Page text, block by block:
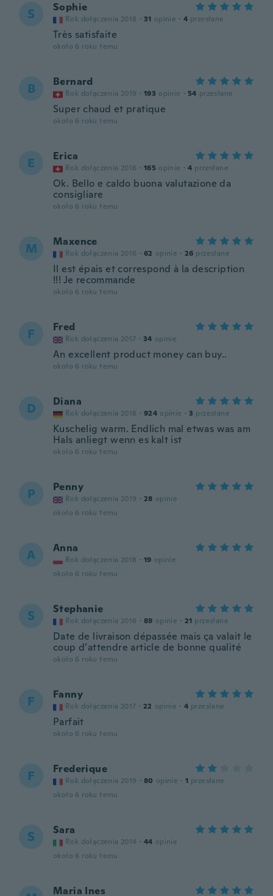
S Sophie
Rok dołączenia 2018 · 31 opinie · 4 przesłane
Très satisfaite
około 6 roku temu
B Bernard
Rok dołączenia 2019 · 193 opinie · 54 przesłane
Super chaud et pratique
około 6 roku temu
E Erica
Rok dołączenia 2016 · 165 opinie · 4 przesłane
Ok. Bello e caldo buona valutazione da
consigliare
około 6 roku temu
M Maxence
Rok dołączenia 2016 · 62 opinie · 26 przesłane
Il est épais et correspond à la description
!!! Je recommande
około 6 roku temu
F Fred
Rok dołączenia 2017 · 34 opinie
An excellent product money can buy..
około 6 roku temu
D Diana
Rok dołączenia 2018 · 924 opinie · 3 przesłane
Kuschelig warm. Endlich mal etwas was am
Hals anliegt wenn es kalt ist
około 6 roku temu
P Penny
Rok dołączenia 2019 · 28 opinie
około 6 roku temu
A Anna
Rok dołączenia 2018 · 19 opinie
około 6 roku temu
S Stephanie
Rok dołączenia 2016 · 89 opinie · 21 przesłane
Date de livraison dépassée mais ça valait le
coup d’attendre article de bonne qualité
około 6 roku temu
F Fanny
Rok dołączenia 2017 · 22 opinie · 4 przesłane
Parfait
około 6 roku temu
F Frederique
Rok dołączenia 2019 · 80 opinie · 1 przesłane
około 6 roku temu
S Sara
Rok dołączenia 2014 · 44 opinie
około 6 roku temu
Maria Ines